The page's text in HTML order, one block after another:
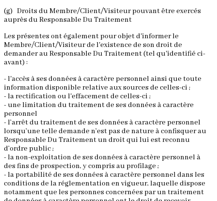
(g) Droits du Membre/Client/Visiteur pouvant être exercés
auprès du Responsable Du Traitement
Les présentes ont également pour objet d'informer le
Membre/Client/Visiteur de l'existence de son droit de
demander au Responsable Du Traitement (tel qu'identifié ci-
avant) :
- l'accès à ses données à caractère personnel ainsi que toute
information disponible relative aux sources de celles-ci ;
- la rectification ou l'effacement de celles-ci ;
- une limitation du traitement de ses données à caractère
personnel
- l’arrêt du traitement de ses données à caractère personnel
lorsqu’une telle demande n’est pas de nature à confisquer au
Responsable Du Traitement un droit qui lui est reconnu
d’ordre public ;
- la non-exploitation de ses données à caractère personnel à
des fins de prospection, y compris au profilage ;
- la portabilité de ses données à caractère personnel dans les
conditions de la réglementation en vigueur, laquelle dispose
notamment que les personnes concernées par un traitement